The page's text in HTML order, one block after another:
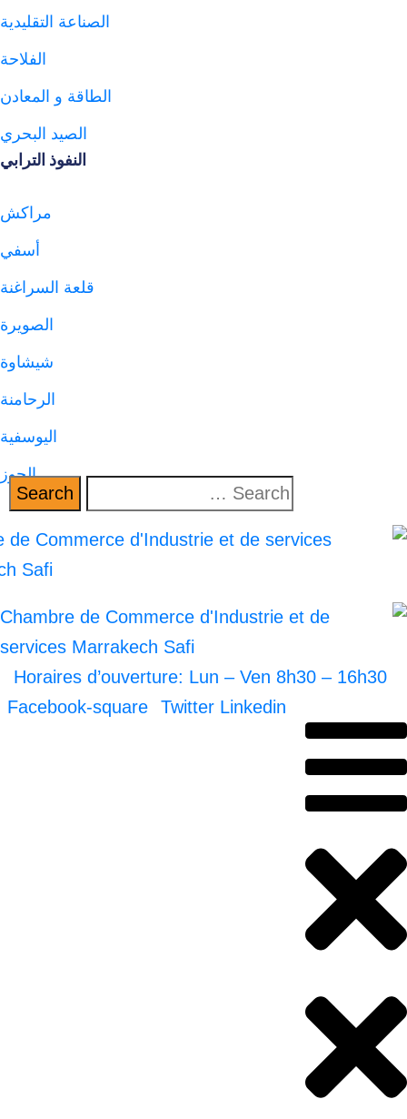
الصناعة التقليدية
الطاقة و المعادن
الصيد البحري
النفوذ الترابي
قلعة السراغنة
الحوز
Horaires d’ouverture: Lun – Ven 8h30
Facebook-square
Twitter